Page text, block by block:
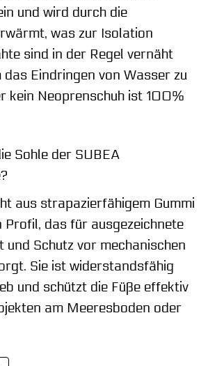
und wird durch die
was zur Isolation
sind in der Regel vernäht
das Eindringen von Wasser zu
kein Neoprenschuh ist 100%
Sohle der SUBEA
aus strapazierfähigem Gummi
Profil, das für ausgezeichnete
und Schutz vor mechanischen
Sie ist widerstandsfähig
und schützt die Füße effektiv
am Meeresboden oder